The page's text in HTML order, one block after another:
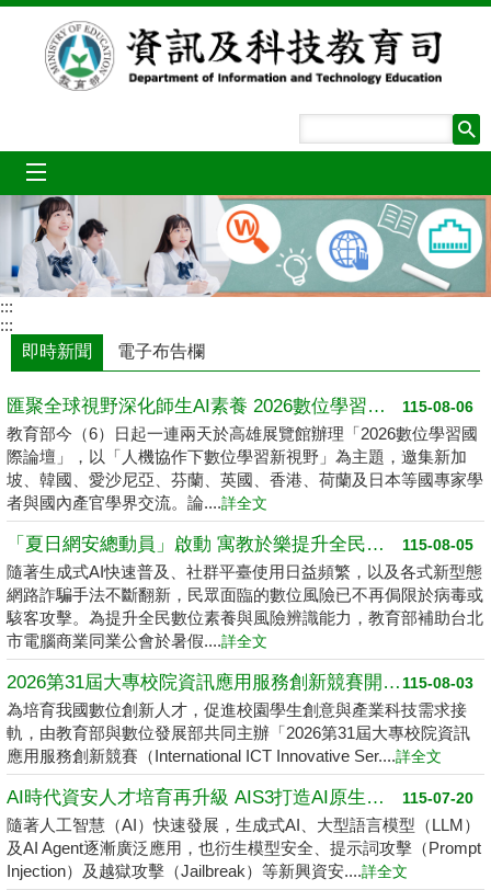
跳到主要內容區塊
:::
:::
即時新聞
電子布告欄
115-08-06
匯聚全球視野深化師生AI素養 2026數位學習國際論壇高雄登場
教育部今（6）日起一連兩天於高雄展覽館辦理「2026數位學習國
際論壇」，以「人機協作下數位學習新視野」為主題，邀集新加
坡、韓國、愛沙尼亞、芬蘭、英國、香港、荷蘭及日本等國專家學
者與國內產官學界交流。論....詳全文
115-08-05
「夏日網安總動員」啟動 寓教於樂提升全民數位素養
隨著生成式AI快速普及、社群平臺使用日益頻繁，以及各式新型態
網路詐騙手法不斷翻新，民眾面臨的數位風險已不再侷限於病毒或
駭客攻擊。為提升全民數位素養與風險辨識能力，教育部補助台北
市電腦商業同業公會於暑假....詳全文
115-08-03
2026第31屆大專校院資訊應用服務創新競賽開跑了 請高中職以上學生踴躍報名
為培育我國數位創新人才，促進校園學生創意與產業科技需求接
軌，由教育部與數位發展部共同主辦「2026第31屆大專校院資訊
應用服務創新競賽（International ICT Innovative Ser....詳全文
115-07-20
AI時代資安人才培育再升級 AIS3打造AI原生資安學習環境
隨著人工智慧（AI）快速發展，生成式AI、大型語言模型（LLM）
及AI Agent逐漸廣泛應用，也衍生模型安全、提示詞攻擊（Prompt
Injection）及越獄攻擊（Jailbreak）等新興資安....詳全文